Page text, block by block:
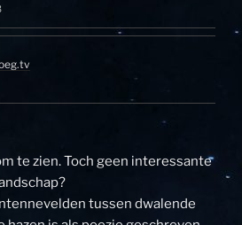
te zien. Toch geen interessante
tussen dwalende